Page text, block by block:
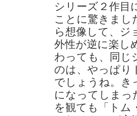
シリーズ２作目
ことに驚きまし
ら想像して、ジ
外性が逆に楽し
わっても、同じ
のは、やっぱり
でしょうね。き
になってしまっ
を観ても「トム